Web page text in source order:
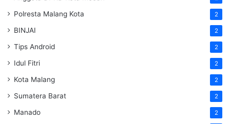
Polresta Malang Kota 2
BINJAI 2
Tips Android 2
Idul Fitri 2
Kota Malang 2
Sumatera Barat 2
Manado 2